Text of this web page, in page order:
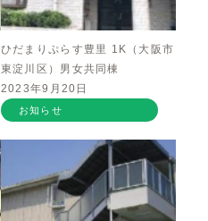
ひだまりぷらす豊里 1K（大阪市
東淀川区）男女共同棟
2023年9月20日
お知らせ